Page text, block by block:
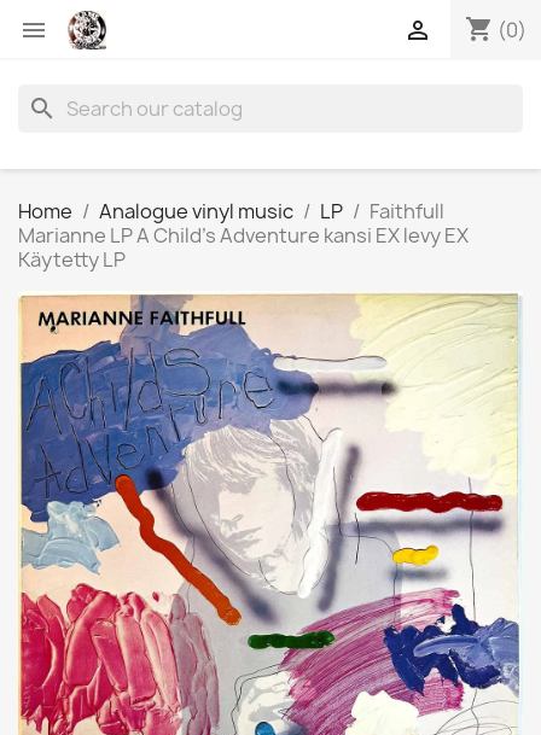
 shopping_cart (0)

search
Home Analogue vinyl music LP
Faithfull
Marianne LP A Child's Adventure kansi EX levy EX
Käytetty LP